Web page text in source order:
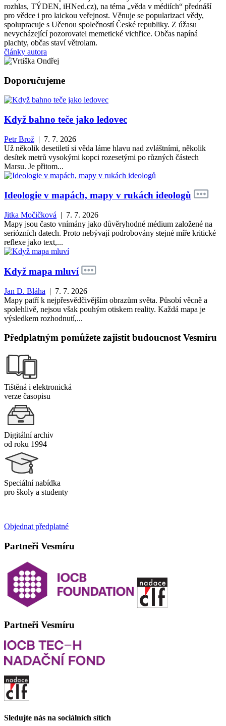
rozhlas, TÝDEN, iHNed.cz), na téma „věda v médiích“ přednáší
pro vědce i pro laickou veřejnost. Věnuje se popularizaci vědy,
spolupracuje s Učenou společností České republiky. Z úžasu
nevycházející pozorovatel memetické vichřice. Občas napíná
plachty, občas staví větrolam.
články autora
Doporučujeme
Když bahno teče jako ledovec
Petr Brož | 7. 7. 2026
Už několik desetiletí si věda láme hlavu nad zvláštními, několik
desítek metrů vysokými kopci rozesetými po různých částech
Marsu. Je přitom...
Ideologie v mapách, mapy v rukách ideologů
Jitka Močičková | 7. 7. 2026
Mapy jsou často vnímány jako důvěryhodné médium založené na
seriózních datech. Proto nebývají podrobovány stejné míře kritické
reflexe jako text,...
Když mapa mluví
Jan D. Bláha | 7. 7. 2026
Mapy patří k nejpřesvědčivějším obrazům světa. Působí věcně a
spolehlivě, nejsou však pouhým otiskem reality. Každá mapa je
výsledkem rozhodnutí,...
Předplatným pomůžete zajistit budoucnost Vesmíru
Tištěná i elektronická
verze časopisu
Digitální archiv
od roku 1994
Speciální nabídka
pro školy a studenty
Objednat předplatné
Partneři Vesmíru
Partneři Vesmíru
Sledujte nás na sociálních sítích